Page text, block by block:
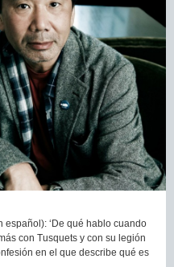
español): ‘De qué hablo cuando
con Tusquets y con su legión
en el que describe qué es